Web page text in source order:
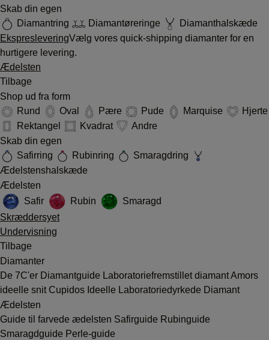
Skab din egen
Diamantring
Diamantøreringe
Diamanthalskæde
EkspresleveringVælg vores quick-shipping diamanter for en
hurtigere levering.
Ædelsten
Tilbage
Shop ud fra form
Rund
Oval Pære Pude Marquise
Hjerte
Rektangel
Kvadrat
Andre
Skab din egen
Safirring
Rubinring
Smaragdring
Ædelstenshalskæde
Ædelsten
Safir
Rubin
Smaragd
Skræddersyet
Undervisning
Tilbage
Diamanter
De 7C'er Diamantguide Laboratoriefremstillet diamantAmors
ideelle snit Cupidos Ideelle Laboratoriedyrkede Diamant
Ædelsten
Guide til farvede ædelsten Safirguide Rubinguide
Smaragdguide Perle-guide